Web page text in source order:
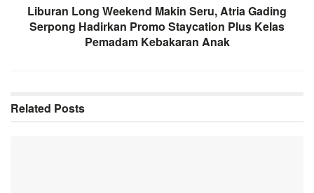
Liburan Long Weekend Makin Seru, Atria Gading
Serpong Hadirkan Promo Staycation Plus Kelas
Pemadam Kebakaran Anak
Related Posts